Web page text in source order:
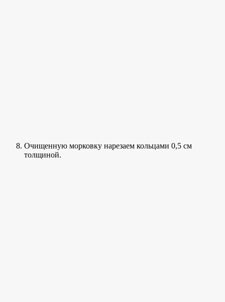
Очищенную морковку нарезаем кольцами 0,5 см
толщиной.